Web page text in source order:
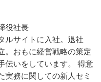
役社長
ルサイトに入社。退社
。おもに経営戦略の策定
伝いをしています。 得意
実務に関しての新人セミ